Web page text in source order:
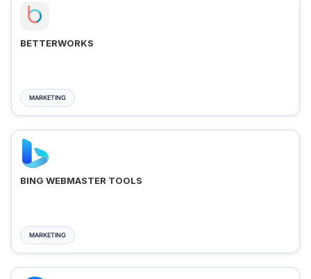
BETTERWORKS
MARKETING
BING WEBMASTER TOOLS
MARKETING